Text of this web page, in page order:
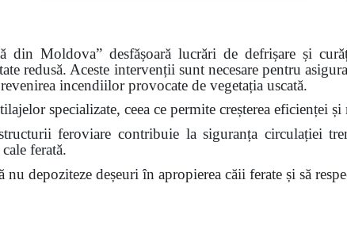
din Moldova” desfășoară lucrări de defrișare și
redusă. Aceste intervenții sunt necesare pentru
incendiilor provocate de vegetația uscată.
specializate, ceea ce permite creșterea eficienței
feroviare contribuie la siguranța circulației
ferată.
depoziteze deșeuri în apropierea căii ferate și să